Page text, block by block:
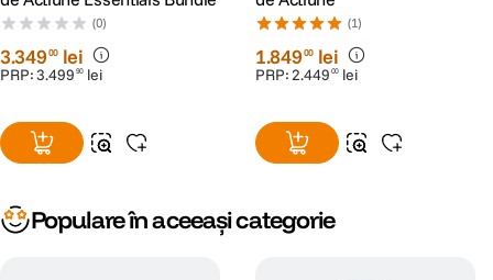
ALIMENTARE:
DETALII PRODUCATOR
Cod producator CINAKGP/C
(0)
3.34900 lei
PRP:3.499 90 lei
(1)
1.84900 lei
PRP:2.449 00 lei
Populare în aceeași categorie